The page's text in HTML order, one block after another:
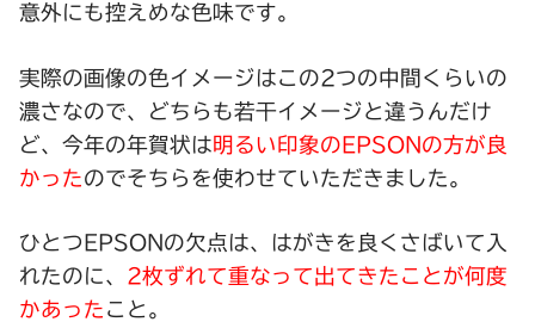
意外にも控えめな色味です。
実際の画像の色イメージはこの2つの中間くらいの
濃さなので、どちらも若干イメージと違うんだけ
ど、今年の年賀状は明るい印象のEPSONの方が良
かったのでそちらを使わせていただきました。
ひとつEPSONの欠点は、はがきを良くさばいて入
れたのに、
2枚ずれて重なって出てきたことが何度
かあった こと。